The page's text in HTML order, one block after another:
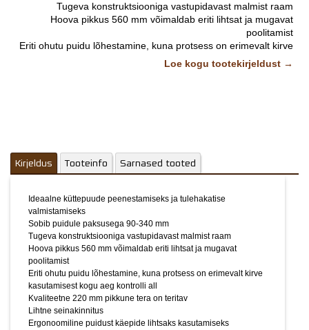
Vali lähim keskus*
Lisainfo
Tugeva konstruktsiooniga vastupidavast malmist raam
Hoova pikkus 560 mm võimaldab eriti lihtsat ja mugavat
poolitamist
Eriti ohutu puidu lõhestamine, kuna protsess on erimevalt kirve
kasutamisest kogu aeg kontrolli all
Kvaliteetne 220 mm pikkune tera on teritav
Hoova pikkus: 560 mm
Astmeid: 6 tk
Kinnituskruvid: 4 x kuuskant O 8 x 70 mm
Nailontüüblid: O 10 x 50 mm
Loe kogu tootekirjeldust →
Kirjeldus Tooteinfo Sarnased tooted
Ideaalne küttepuude peenestamiseks ja tulehakatise
valmistamiseks
Sobib puidule paksusega 90-340 mm
Tugeva konstruktsiooniga vastupidavast malmist raam
Hoova pikkus 560 mm võimaldab eriti lihtsat ja mugavat
poolitamist
Eriti ohutu puidu lõhestamine, kuna protsess on erimevalt kirve
kasutamisest kogu aeg kontrolli all
Kvaliteetne 220 mm pikkune tera on teritav
Lihtne seinakinnitus
Ergonoomiline puidust käepide lihtsaks kasutamiseks